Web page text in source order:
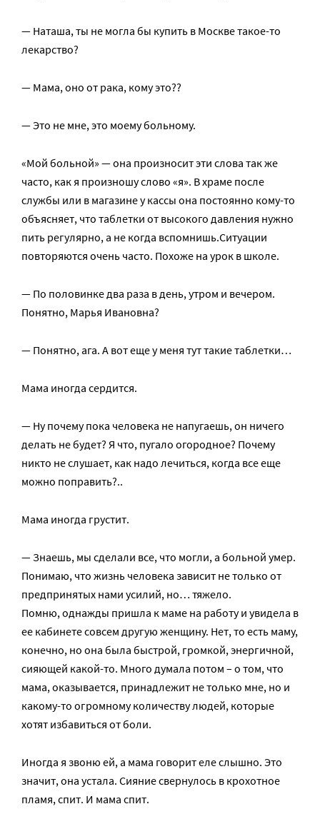
— Наташа, ты не могла бы купить в Москве такое-то
лекарство?
— Мама, оно от рака, кому это??
— Это не мне, это моему больному.
«Мой больной» — она произносит эти слова так же
часто, как я произношу слово «я». В храме после
службы или в магазине у кассы она постоянно кому-то
объясняет, что таблетки от высокого давления нужно
пить регулярно, а не когда вспомнишь.Ситуации
повторяются очень часто. Похоже на урок в школе.
— По половинке два раза в день, утром и вечером.
Понятно, Марья Ивановна?
— Понятно, ага. А вот еще у меня тут такие таблетки…
Мама иногда сердится.
— Ну почему пока человека не напугаешь, он ничего
делать не будет? Я что, пугало огородное? Почему
никто не слушает, как надо лечиться, когда все еще
можно поправить?..
Мама иногда грустит.
— Знаешь, мы сделали все, что могли, а больной умер.
Понимаю, что жизнь человека зависит не только от
предпринятых нами усилий, но… тяжело.
Помню, однажды пришла к маме на работу и увидела в
ее кабинете совсем другую женщину. Нет, то есть маму,
конечно, но она была быстрой, громкой, энергичной,
сияющей какой-то. Много думала потом – о том, что
мама, оказывается, принадлежит не только мне, но и
какому-то огромному количеству людей, которые
хотят избавиться от боли.
Иногда я звоню ей, а мама говорит еле слышно. Это
значит, она устала. Сияние свернулось в крохотное
пламя, спит. И мама спит.